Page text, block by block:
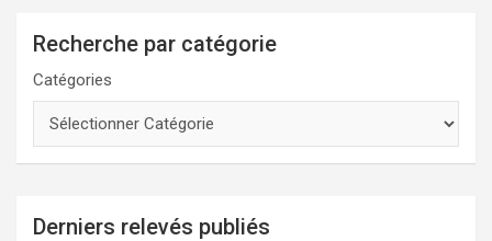
Recherche par catégorie
Catégories
Derniers relevés publiés